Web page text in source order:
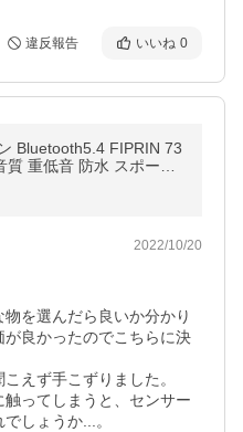
違反報告 いいね 0
Bluetooth5.4 FIPRIN 73
重低音 防水 スポーツ i
ブルートゥース 最新型
2022/10/20
を選んだら良いか分かり
が良かったのでこちらに決
えず手こずりました。
ってしまうと、センサー
しょうか...。